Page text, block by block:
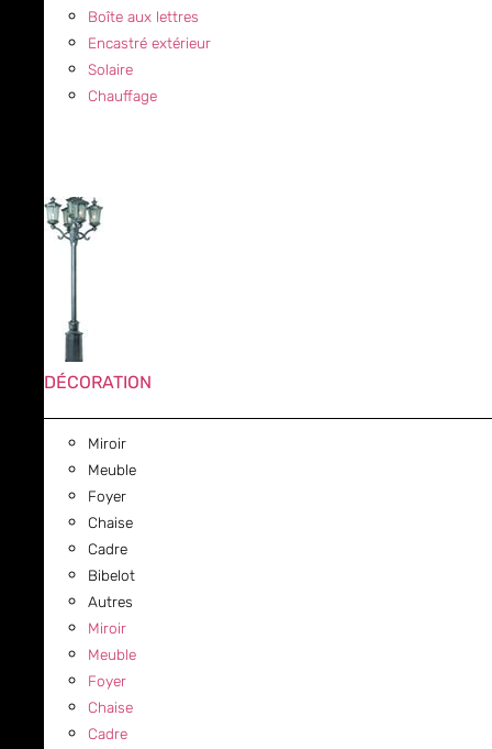
Boîte aux lettres
Encastré extérieur
Solaire
Chauffage
DÉCORATION
Miroir
Meuble
Foyer
Chaise
Cadre
Bibelot
Autres
Miroir
Meuble
Foyer
Chaise
Cadre